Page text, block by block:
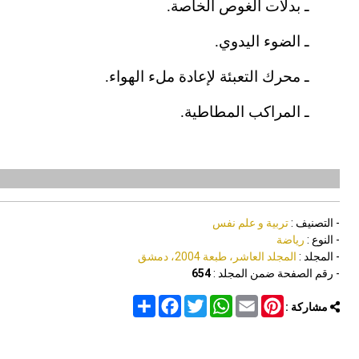
ـ بدلات الغوص الخاصة.
ـ الضوء اليدوي.
ـ محرك التعبئة لإعادة ملء الهواء.
ـ المراكب المطاطية.
- التصنيف :تربية و علم نفس
- النوع : رياضة
- المجلد : المجلد العاشر، طبعة 2004، دمشق
- رقم الصفحة ضمن المجلد :654
مشاركة : Share
FacebookTwitter
WhatsAppEmail
Pinterest